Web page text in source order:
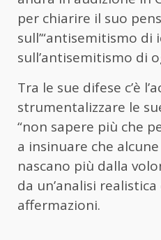
per chiarire il suo
sull’“antisemitismo di
sull’antisemitismo di
Tra le sue difese c’è
strumentalizzare le
“non sapere più che
a insinuare che
nascano più dalla
da un’analisi
affermazioni.